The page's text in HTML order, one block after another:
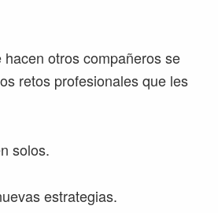
otros compañeros se
retos profesionales que les
solos.
estrategias.